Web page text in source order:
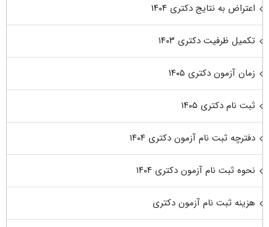
اعتراض به نتایج دکتری ۱۴۰۴
تکمیل ظرفیت دکتری ۱۴۰۳
زمان آزمون دکتری ۱۴۰۵
ثبت نام دکتری ۱۴۰۵
دفترچه ثبت نام آزمون دکتری ۱۴۰۴
نحوه ثبت نام آزمون دکتری ۱۴۰۴
هزینه ثبت نام آزمون دکتری